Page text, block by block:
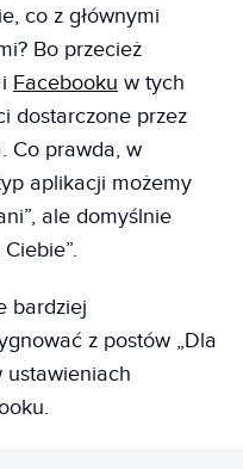
co z głównymi
Bo przecież
Facebooku w tych
dostarczone przez
Co prawda, w
aplikacji możemy
ale domyślnie
bardziej
z postów „Dla
ustawieniach